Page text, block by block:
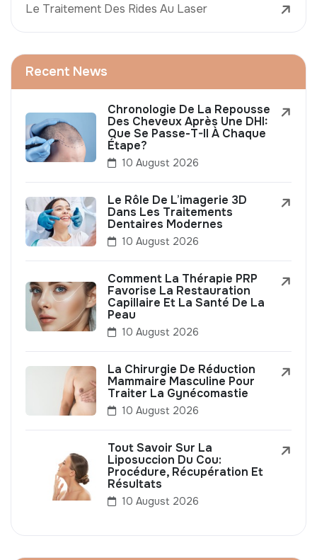
Le Traitement Des Rides Au Laser
Recent News
Chronologie De La Repousse
Des Cheveux Après Une DHI:
Que Se Passe-T-Il À Chaque
Étape?
10 August 2026
Le Rôle De L’imagerie 3D
Dans Les Traitements
Dentaires Modernes
10 August 2026
Comment La Thérapie PRP
Favorise La Restauration
Capillaire Et La Santé De La
Peau
10 August 2026
La Chirurgie De Réduction
Mammaire Masculine Pour
Traiter La Gynécomastie
10 August 2026
Tout Savoir Sur La
Liposuccion Du Cou:
Procédure, Récupération Et
Résultats
10 August 2026